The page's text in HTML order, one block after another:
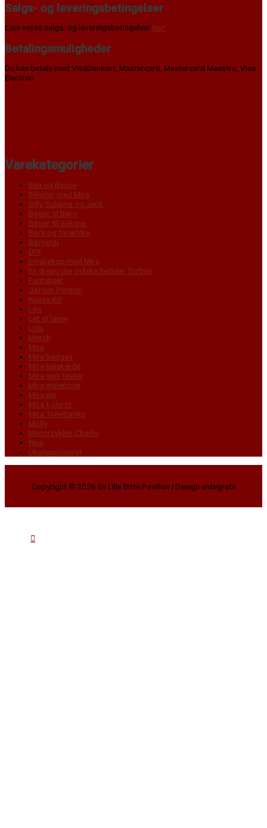
Salgs- og leveringsbetingelser
Læs vores salgs- og leveringsbetingelser her!
Betalingsmuligheder
Du kan betale med VisaDankort, Mastercard, Mastercard Maestro, Visa
Electron
Varekategorier
Bea og Basse
Billeder med Mira
Billy, Sulajma og Jack
Bøger til Børn
Bøger til voksne
Børn og forældre
Børnetøj
DIY
Emaljekop med Mira
En dreng der måske hedder Torben
Fagbøger
Jørgen Pingvin
Kusse Kit
Leo
Let at læse
Lola
Merch
Mira
Mira badges
Mira halskæde
Mira mini teater
Mira mulepose
Mira pin
Mira t-shirts
Mira Toilettaske
Molly
Motorcyklen Charlie
Noa
Ukategoriseret
Copyright © 2026 En Lille Bitte Pavillon | Design entegrate